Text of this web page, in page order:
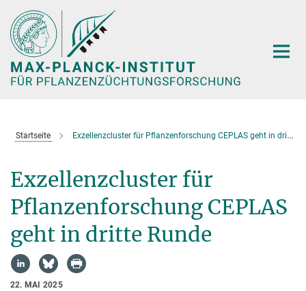
Hauptinhalt
Startseite Exzellenzcluster für Pflanzenforschung CEPLAS geht in dritte Runde
Exzellenzcluster für
Pflanzenforschung CEPLAS
geht in dritte Runde
22. MAI 2025